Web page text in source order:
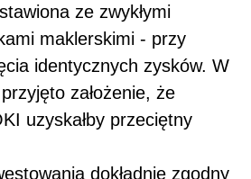
ze zwykłymi
maklerskimi - przy
identycznych zysków. W
założenie, że
uzyskałby przeciętny
dokładnie zgodny